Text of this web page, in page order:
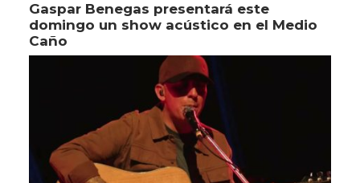
Gaspar Benegas presentará este
domingo un show acústico en el Medio
Caño